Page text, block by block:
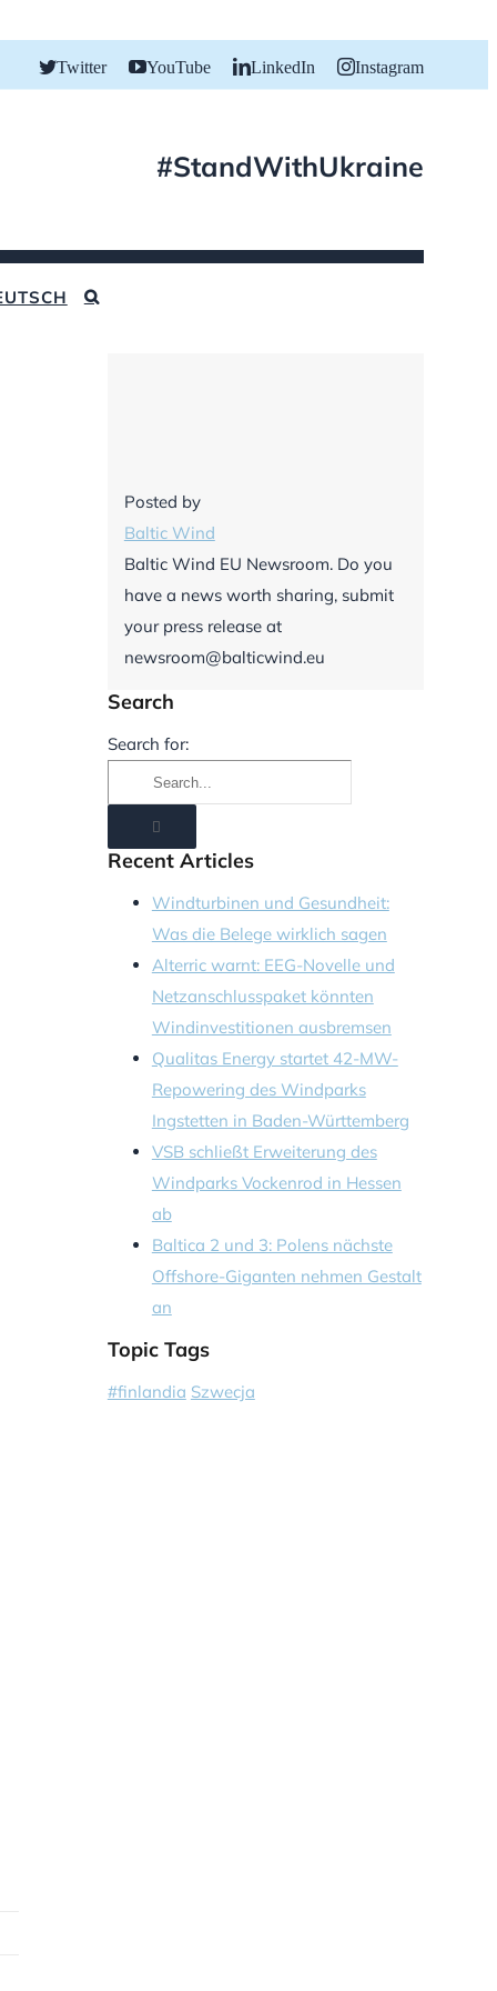
Twitter YouTube LinkedIn Instagram
#StandWithUkraine
Posted by
Baltic Wind
Baltic Wind EU Newsroom. Do you
have a news worth sharing, submit
your press release at
newsroom@balticwind.eu
Search
Search for:
Recent Articles
Windturbinen und Gesundheit:
Was die Belege wirklich sagen
Alterric warnt: EEG-Novelle und
Netzanschlusspaket könnten
Windinvestitionen ausbremsen
Qualitas Energy startet 42-MW-
Repowering des Windparks
Ingstetten in Baden-Württemberg
VSB schließt Erweiterung des
Windparks Vockenrod in Hessen
ab
Baltica 2 und 3: Polens nächste
Offshore-Giganten nehmen Gestalt
an
Topic Tags
#finlandia Szwecja